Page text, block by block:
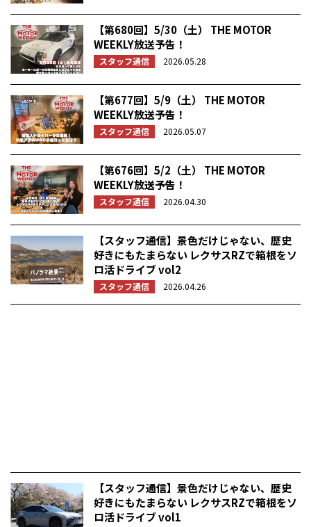
【第680回】5/30（土） THE MOTOR
WEEKLY放送予告！
スタッフ通信 2026.05.28
【第677回】5/9（土） THE MOTOR
WEEKLY放送予告！
スタッフ通信 2026.05.07
【第676回】5/2（土） THE MOTOR
WEEKLY放送予告！
スタッフ通信 2026.04.30
【スタッフ通信】景色だけじゃない、歴史
好きにもたまらない レクサスRZで箱根をソ
ロ活ドライブ vol2
スタッフ通信 2026.04.26
【スタッフ通信】景色だけじゃない、歴史
好きにもたまらない レクサスRZで箱根をソ
ロ活ドライブ vol1